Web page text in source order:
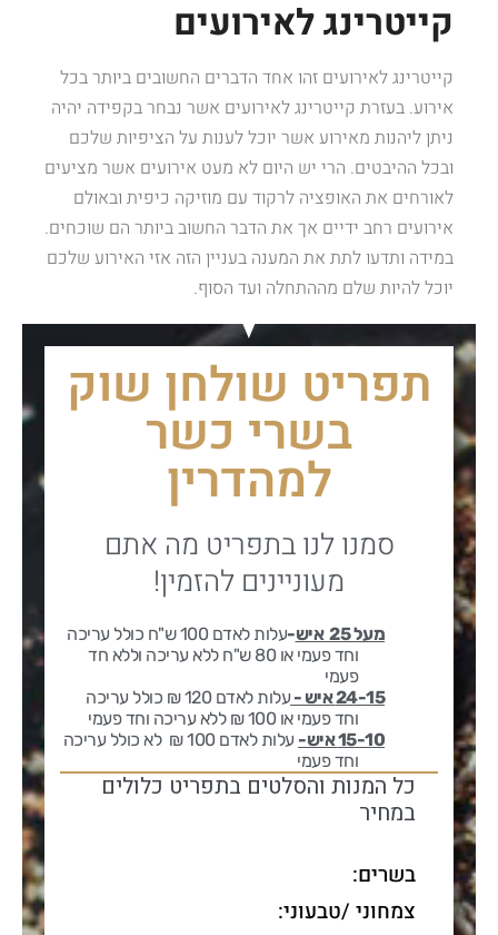
קייטרינג לאירועים
קייטרינג לאירועים זהו אחד הדברים החשובים ביותר בכל
אירוע. בעזרת קייטרינג לאירועים אשר נבחר בקפידה יהיה
ניתן ליהנות מאירוע אשר יוכל לענות על הציפיות שלכם
ובכל ההיבטים. הרי יש היום לא מעט אירועים אשר מציעים
לאורחים את האופציה לרקוד עם מוזיקה כיפית ובאולם
אירועים רחב ידיים אך את הדבר החשוב ביותר הם שוכחים.
במידה ותדעו לתת את המענה בעניין הזה אזי האירוע שלכם
יוכל להיות שלם מההתחלה ועד הסוף.
תפריט שולחן שוק
בשרי כשר
למהדרין
סמנו לנו בתפריט מה אתם
מעוניינים להזמין!
מעל 25 איש -עלות לאדם 100 ש"ח כולל עריכה
וחד פעמי או 80 ש"ח ללא עריכה וללא חד
פעמי
24-15 איש -
עלות לאדם 120 ₪ כולל עריכה
וחד פעמיאו 100 ₪ ללא עריכה וחד פעמי
15-10 איש-
עלות לאדם 100 ₪ לא כולל עריכה
וחד פעמי
כל המנות והסלטים בתפריט כלולים
במחיר​
בשרים:
צמחוני /טבעוני: